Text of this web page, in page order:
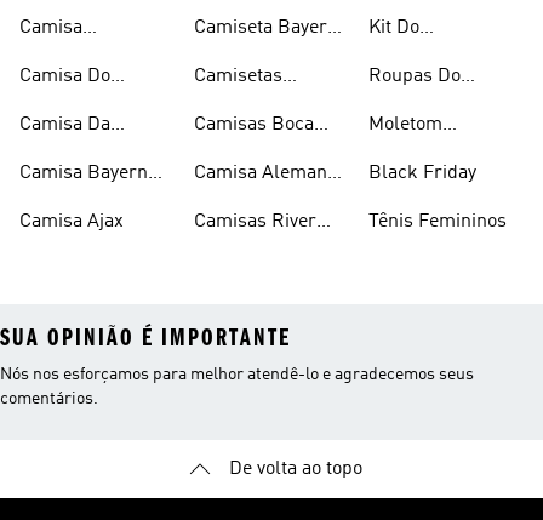
Camisa
United
Camisa Do
Camisa Da
Camisa Bayern
Camisa Ajax
United
Camiseta Bayern
Camisetas
Camisas Boca
Camisa Alemanha
Camisas River
Kit Do
United
Roupas Do
Munique
Moletom
United
Black Friday
Tênis Femininos
SUA OPINIÃO É IMPORTANTE
Nós nos esforçamos para melhor atendê-lo e agradecemos seus
comentários.
De volta ao topo